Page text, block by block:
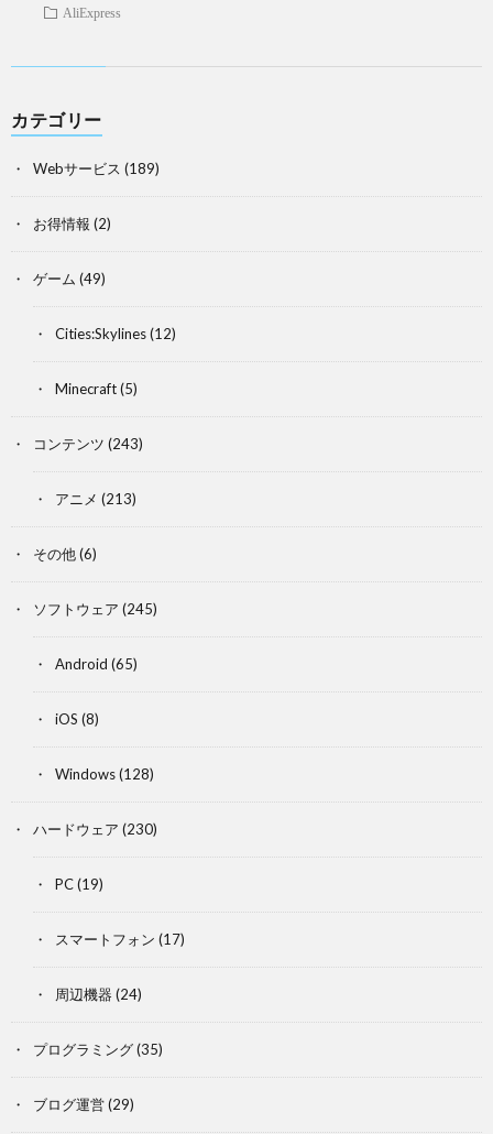
AliExpress
カテゴリー
Webサービス (189)
お得情報 (2)
ゲーム (49)
Cities:Skylines(12)
Minecraft(5)
コンテンツ (243)
アニメ (213)
その他(6)
ソフトウェア (245)
Android (65)
iOS (8)
Windows(128)
ハードウェア (230)
PC(19)
スマートフォン (17)
周辺機器 (24)
プログラミング(35)
ブログ運営(29)